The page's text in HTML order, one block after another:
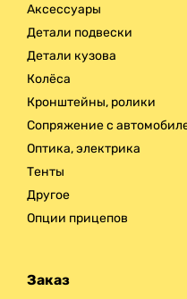
Аксессуары
Детали подвески
Детали кузова
Колёса
Кронштейны, ролики
Сопряжение с
Оптика, электрика
Тенты
Другое
Опции прицепов
Заказ